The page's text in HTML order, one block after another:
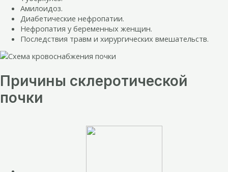
Амилоидоз.
Диабетические нефропатии.
Нефропатия у беременных женщин.
Последствия травм и хирургических вмешательств.
Причины склеротической
почки